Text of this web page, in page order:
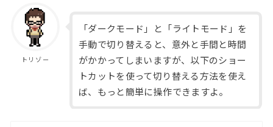
トリゾー
「ダークモード」と「ライトモード」を
手動で切り替えると、意外と手間と時間
がかかってしまいますが、以下のショー
トカットを使って切り替える方法を使え
ば、もっと簡単に操作できますよ。